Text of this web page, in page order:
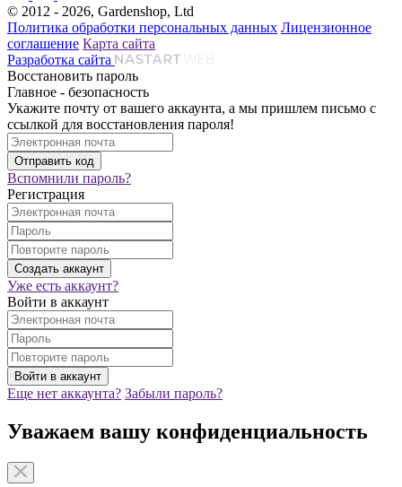
© 2012 - 2026, Gardenshop, Ltd
Политика обработки персональных данных Лицензионное
соглашение Карта сайта
Разработка сайта
Восстановить пароль
Главное - безопасность
Укажите почту от вашего аккаунта, а мы пришлем письмо с
ссылкой для восстановления пароля!
Вспомнили пароль?
Регистрация
Уже есть аккаунт?
Войти в аккаунт
Еще нет аккаунта? Забыли пароль?
Уважаем вашу конфиденциальность